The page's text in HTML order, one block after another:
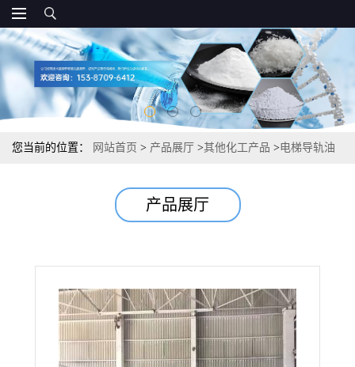
您当前的位置： 网站首页 > 产品展厅 >其他化工产品 >电梯导轨油
产品展厅